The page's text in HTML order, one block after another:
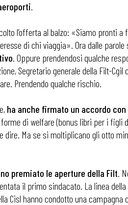
.
l’offerta al balzo: «Siamo pronti
di chi viaggia». Ora dalle
. Oppure prendendosi qualche
Segretario generale della Filt-
Prendendo qualche rischio.
ha anche firmato un accordo
di welfare (bonus libri per i figli
Ma se si moltiplicano gli otto
premiato le aperture della Filt.
il primo sindacato. La linea
Cisl hanno condotto una